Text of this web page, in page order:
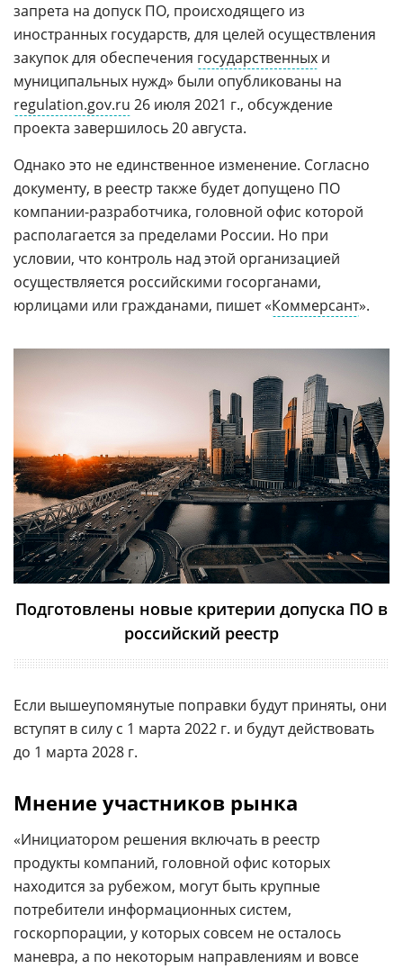
запрета на допуск ПО, происходящего из
иностранных государств, для целей осуществления
закупок для обеспечения государственных и
муниципальных нужд» были опубликованы на
regulation.gov.ru 26 июля 2021 г., обсуждение
проекта завершилось 20 августа.
Однако это не единственное изменение. Согласно
документу, в реестр также будет допущено ПО
компании-разработчика, головной офис которой
располагается за пределами России. Но при
условии, что контроль над этой организацией
осуществляется российскими госорганами,
юрлицами или гражданами, пишет «Коммерсант».
Подготовлены новые критерии допуска ПО в
российский реестр
Если вышеупомянутые поправки будут приняты, они
вступят в силу с 1 марта 2022 г. и будут действовать
до 1 марта 2028 г.
Мнение участников рынка
«Инициатором решения включать в реестр
продукты компаний, головной офис которых
находится за рубежом, могут быть крупные
потребители информационных систем,
госкорпорации, у которых совсем не осталось
маневра, а по некоторым направлениям и вовсе